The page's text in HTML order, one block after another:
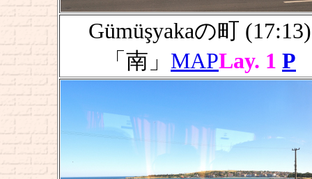
Gümüşyakaの町 (17:13)
「南」 MAPLay. 1 P